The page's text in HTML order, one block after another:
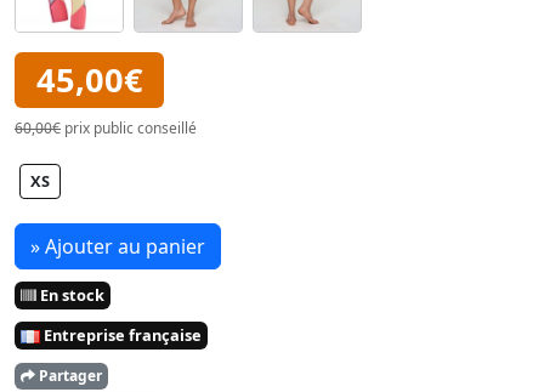
45,00€
60,00€ prix public conseillé
XS
» Ajouter au panier
En stock
Entreprise française
Partager